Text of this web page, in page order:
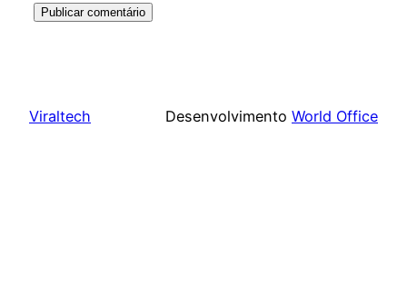
Viraltech Desenvolvimento World Office